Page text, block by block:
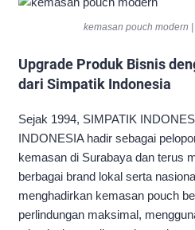
kemasan pouch modern
Upgrade Produk Bisnis
dari Simpatik Indonesia
Sejak 1994, SIMPATIK
INDONESIA hadir sebagai
kemasan di Surabaya dan terus
berbagai brand lokal serta
menghadirkan kemasan pouch
perlindungan maksimal,